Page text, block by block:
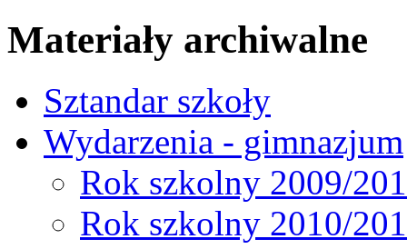
Materiały archiwalne
Sztandar szkoły
Wydarzenia - gimnazjum
Rok szkolny 2009/
Rok szkolny 2010/